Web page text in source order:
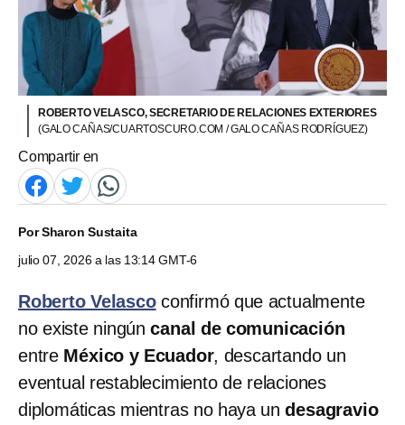
ROBERTO VELASCO, SECRETARIO DE RELACIONES EXTERIORES
(GALO CAÑAS/CUARTOSCURO.COM / GALO CAÑAS RODRÍGUEZ)
Compartir en
PorSharon Sustaita
julio 07, 2026 a las 13:14 GMT-6
Roberto Velasco confirmó que actualmente
no existe ningúncanal de comunicación
entre México y Ecuador, descartando un
eventual restablecimiento de relaciones
diplomáticas mientras no haya undesagravio